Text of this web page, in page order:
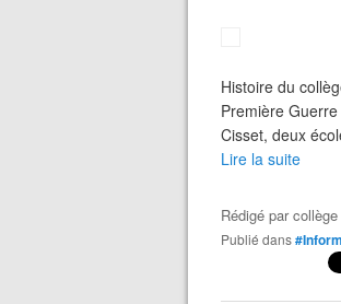
Histoire du
Première
Cisset, deux
Lire la suite
Rédigé par
Publié dans